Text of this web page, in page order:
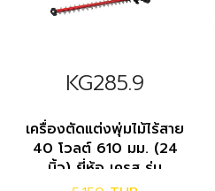
KG285.9
เครื่องตัดแต่งพุ่มไม้ไร้สาย
40 โวลต์ 610 มม. (24
นิ้ว) ยี่ห้อ เครส รุ่น